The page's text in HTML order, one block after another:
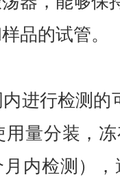
品的试管。
进行检测
用量分装，
内检测）